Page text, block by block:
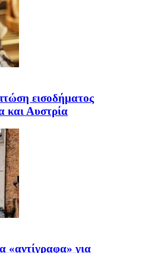
εισοδήματος
και Αυστρία
«αντίγραφα» για